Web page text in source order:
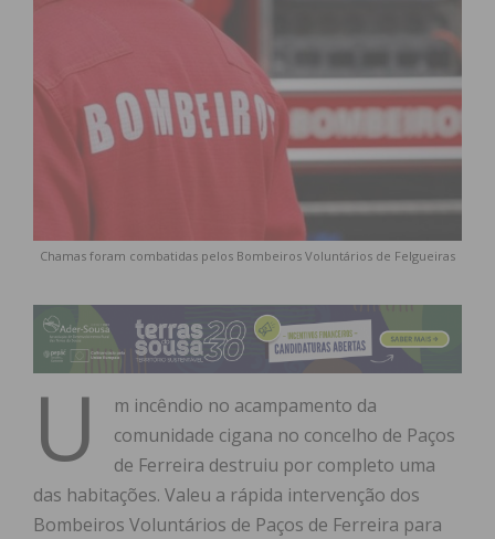
Chamas foram combatidas pelos Bombeiros Voluntários de Felgueiras
U
m incêndio no acampamento da
comunidade cigana no concelho de Paços
de Ferreira destruiu por completo uma
das habitações. Valeu a rápida intervenção dos
Bombeiros Voluntários de Paços de Ferreira para